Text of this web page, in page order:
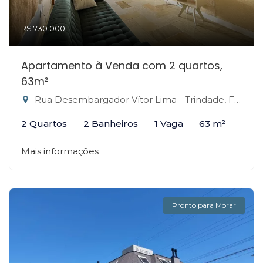
R$ 730.000
Apartamento à Venda com 2 quartos,
63m²
Rua Desembargador Vítor Lima - Trindade, Florianópolis-SC
2 Quartos 2 Banheiros 1 Vaga 63 m²
Mais informações
Pronto para Morar